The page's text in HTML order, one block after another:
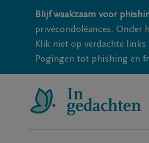
Blijf waakzaam voor
privécondoléances. Onder
Klik niet op verdachte
Pogingen tot phishing en